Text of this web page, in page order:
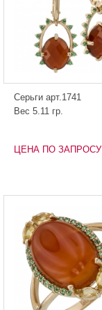
Серьги арт.1741
Вес 5.11 гр.
ЦЕНА ПО ЗАПРОСУ